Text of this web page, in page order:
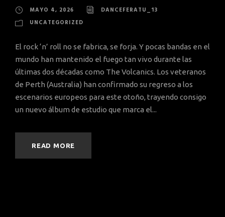
MAYO 4, 2026
DANCEFERATU_13
UNCATEGORIZED
El rock ‘n’ roll no se fabrica, se forja. Y pocas bandas en el
mundo han mantenido el fuego tan vivo durante las
últimas dos décadas como The Volcanics. Los veteranos
de Perth (Australia) han confirmado su regreso a los
escenarios europeos para este otoño, trayendo consigo
un nuevo álbum de estudio que marca el...
READ MORE